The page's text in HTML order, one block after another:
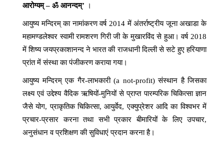
आरोग्यम् – ॐ आनन्दम्’ ।
आयुष्य मन्दिरम् का नामांकरण वर्ष 2014 में अंतर्राष्ट्रीय जूना अखाडा के
महामण्डलेश्वर स्वामी रामशरण गिरी जी के मुखारविंद से हुआ। वर्ष 2018
में शिष्य जयप्रकाशानन्द ने भारत की राजधानी दिल्ली से सटे हुए हरियाणा
प्रांत में संस्था का पंजीकरण कराया गया।
आयुष्य मन्दिरम् एक गैर-लाभकारी (a not-profit) संस्थान है जिसका
लक्ष्य एवं उद्देश्य वैदिक ऋषियों-मुनियों से प्राप्त पारम्परिक चिकित्सा ज्ञान
जैसे योग, प्राकृतिक चिकित्सा, आयुर्वेद, एक्युप्रेशर आदि का विश्वभर में
प्रचार-प्रसार करना तथा सभी प्रकार बीमारियों के लिए उपचार,
अनुसंधान व प्रशिक्षण की सुविधाएं प्रदान करना है।